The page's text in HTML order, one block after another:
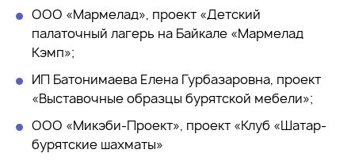
ООО «Мармелад», проект «Детский
палаточный лагерь на Байкале «Мармелад
Кэмп»;
ИП Батонимаева Елена Гурбазаровна, проект
«Выставочные образцы бурятской мебели»;
ООО «Микэби-Проект», проект «Клуб «Шатар-
бурятские шахматы»